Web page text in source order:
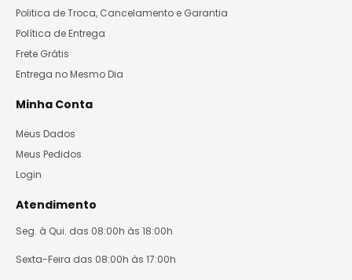
Politica de Troca, Cancelamento e Garantia
Política de Entrega
Frete Grátis
Entrega no Mesmo Dia
Minha Conta
Meus Dados
Meus Pedidos
Login
Atendimento
Seg. à Qui. das 08:00h às 18:00h
Sexta-Feira das 08:00h às 17:00h